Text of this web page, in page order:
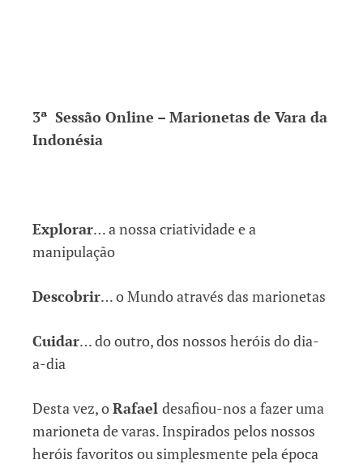
3ª Sessão Online – Marionetas de Vara da
Indonésia
Explorar… a nossa criatividade e a
manipulação
Descobrir… o Mundo através das marionetas
Cuidar… do outro, dos nossos heróis do dia-
a-dia
Desta vez, oRafael desafiou-nos a fazer uma
marioneta de varas. Inspirados pelos nossos
heróis favoritos ou simplesmente pela época